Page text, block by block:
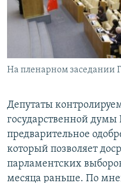
На пленарном заседании
Депутаты
государственной думы
предварительное
который позволяет
парламентских
месяца раньше. По